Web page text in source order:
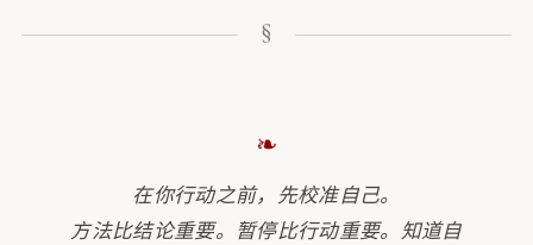
❧
在你行动之前，先校准自己。
方法比结论重要。暂停比行动重要。知道自